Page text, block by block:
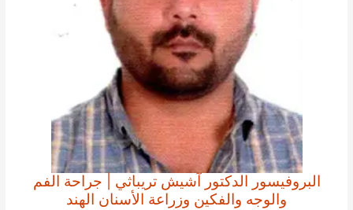
البروفيسور الدكتور آشيش تريباثي | جراحة الفم
والوجه والفكين وزراعة الأسنان الهند